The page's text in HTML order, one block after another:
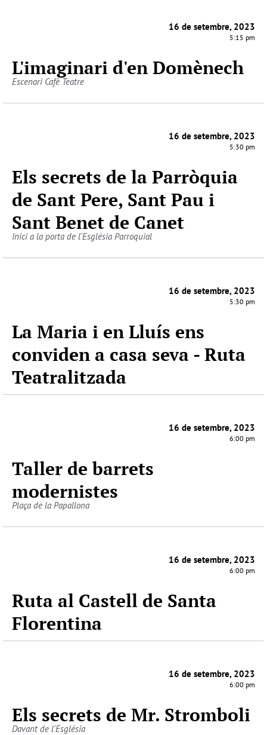
16 de setembre, 2023
5:15 pm
L'imaginari d'en Domènech
Escenari Cafè Teatre
16 de setembre, 2023
5:30 pm
Els secrets de la Parròquia
de Sant Pere, Sant Pau i
Sant Benet de Canet
Inici a la porta de l'Església Parroquial
16 de setembre, 2023
5:30 pm
La Maria i en Lluís ens
conviden a casa seva - Ruta
Teatralitzada
16 de setembre, 2023
6:00 pm
Taller de barrets
modernistes
Plaça de la Papallona
16 de setembre, 2023
6:00 pm
Ruta al Castell de Santa
Florentina
16 de setembre, 2023
6:00 pm
Els secrets de Mr. Stromboli
Davant de l'Església